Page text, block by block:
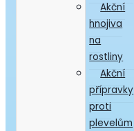
Akční
hnojiva
na
rostliny
Akční
přípravky
proti
plevelům